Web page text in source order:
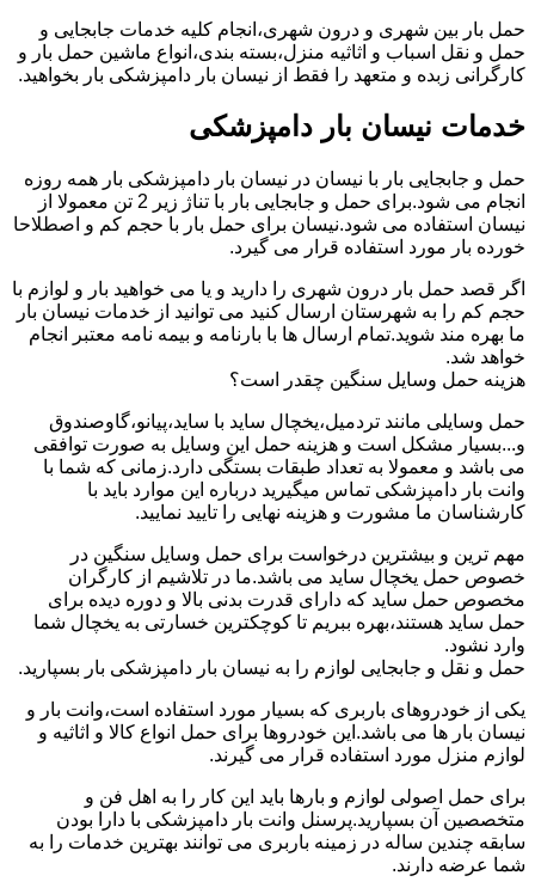
حمل بار بین شهری و درون شهری،انجام کلیه خدمات جابجایی و
حمل و نقل اسباب و اثاثیه منزل،بسته بندی،انواع ماشین حمل بار و
کارگرانی زبده و متعهد را فقط از نیسان بار دامپزشکی بار بخواهید.
خدمات نیسان بار دامپزشکی
حمل و جابجایی بار با نیسان در نیسان بار دامپزشکی بار همه روزه
انجام می شود.برای حمل و جابجایی بار با تناژ زیر 2 تن معمولا از
نیسان استفاده می شود.نیسان برای حمل بار با حجم کم و اصطلاحا
خورده بار مورد استفاده قرار می گیرد.
اگر قصد حمل بار درون شهری را دارید و یا می خواهید بار و لوازم با
حجم کم را به شهرستان ارسال کنید می توانید از خدمات نیسان بار
ما بهره مند شوید.تمام ارسال ها با بارنامه و بیمه نامه معتبر انجام
خواهد شد.
هزینه حمل وسایل سنگین چقدر است؟
حمل وسایلی مانند تردمیل،یخچال ساید با ساید،پیانو،گاوصندوق
و...بسیار مشکل است و هزینه حمل این وسایل به صورت توافقی
می باشد و معمولا به تعداد طبقات بستگی دارد.زمانی که شما با
وانت بار دامپزشکی تماس میگیرید درباره این موارد باید با
کارشناسان ما مشورت و هزینه نهایی را تایید نمایید.
مهم ترین و بیشترین درخواست برای حمل وسایل سنگین در
خصوص حمل یخچال ساید می باشد.ما در تلاشیم از کارگران
مخصوص حمل ساید که دارای قدرت بدنی بالا و دوره دیده برای
حمل ساید هستند،بهره ببریم تا کوچکترین خسارتی به یخچال شما
وارد نشود.
حمل و نقل و جابجایی لوازم را به نیسان بار دامپزشکی بار بسپارید.
یکی از خودروهای باربری که بسیار مورد استفاده است،وانت بار و
نیسان بار ها می باشد.این خودروها برای حمل انواع کالا و اثاثیه و
لوازم منزل مورد استفاده قرار می گیرند.
برای حمل اصولی لوازم و بارها باید این کار را به اهل فن و
متخصصین آن بسپارید.پرسنل وانت بار دامپزشکی با دارا بودن
سابقه چندین ساله در زمینه باربری می توانند بهترین خدمات را به
شما عرضه دارند.